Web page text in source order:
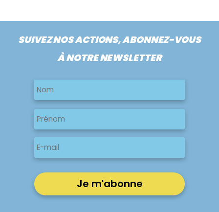
SUIVEZ NOS ACTIONS, ABONNEZ-VOUS
À NOTRE NEWSLETTER
Nom
Nom
Nom
Prénom
E-
mail